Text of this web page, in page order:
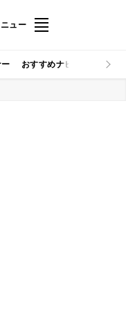
ニュー
おすすめナビ マイナビ